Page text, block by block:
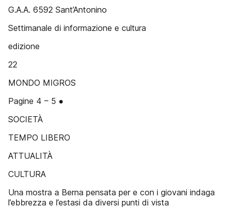
G.A.A. 6592 Sant’Antonino
Settimanale di informazione e cultura
edizione
22
MONDO MIGROS
Pagine 4 – 5 ●
SOCIETÀ
TEMPO LIBERO
ATTUALITÀ
CULTURA
Una mostra a Berna pensata per e con i giovani indaga
l’ebbrezza e l’estasi da diversi punti di vista